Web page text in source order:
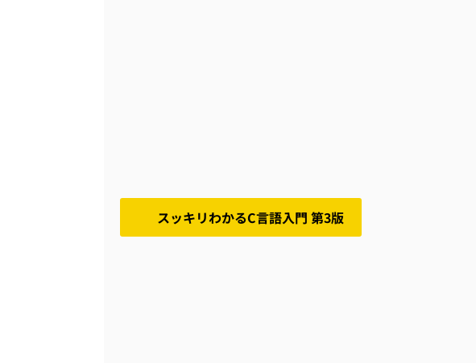
スッキリわかるC言語入門 第3版